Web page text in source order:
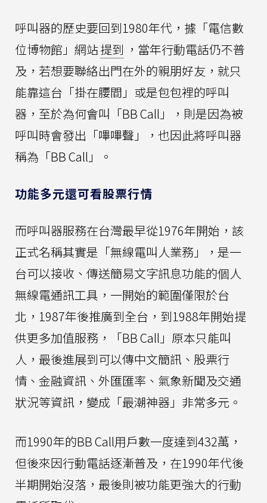
呼叫器的歷史要回到1980年代，據「電信數
位博物館」網站提到 ，當年行動電話仍不普
及，若想要聯絡出門在外的親朋好友，就只
能靠這台「掛在腰間」或是包包裡的呼叫
器，至於為何會叫「BB Call」，則是因為被
呼叫時會發出「嗶嗶聲」，也因此將呼叫器
稱為「BB Call」。
功能多元還可看股票行情
而呼叫器服務在台灣最早從1976年開始，該
正式名稱其實是「無線電叫人業務」，是一
台可以接收、傳送簡易文字訊息功能的個人
無線電通訊工具，一開始的範圍僅限於台
北，1987年後推廣到全台，到1988年開始提
供更多加值服務，「BB Call」原本只能叫
人，最後進展到可以傳中文簡訊、股票行
情、金融資訊、外匯匯率、氣象新聞及交通
狀況等資訊，變成「最潮神器」非常多元。
而1990年的BB Call用戶數一度達到432萬，
但後來因行動電話逐漸普及，在1990年代後
半期開始沒落，最後則被功能更強大的行動